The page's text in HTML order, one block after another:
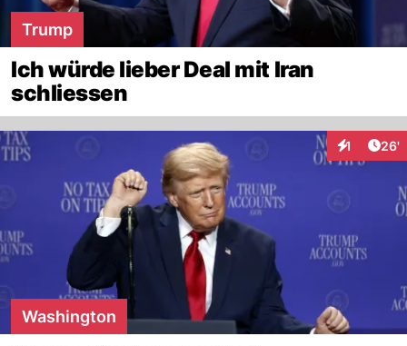
Trump
Ich würde lieber Deal mit Iran
schliessen
1 26'
Washington